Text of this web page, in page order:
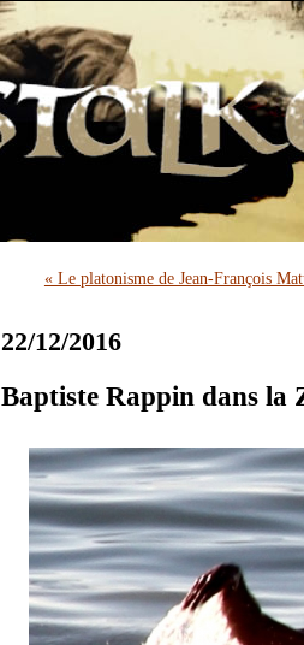
« Le platonisme de Jean-François
22/12/2016
Baptiste Rappin dans la